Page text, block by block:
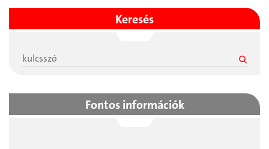
Keresés
Fontos információk